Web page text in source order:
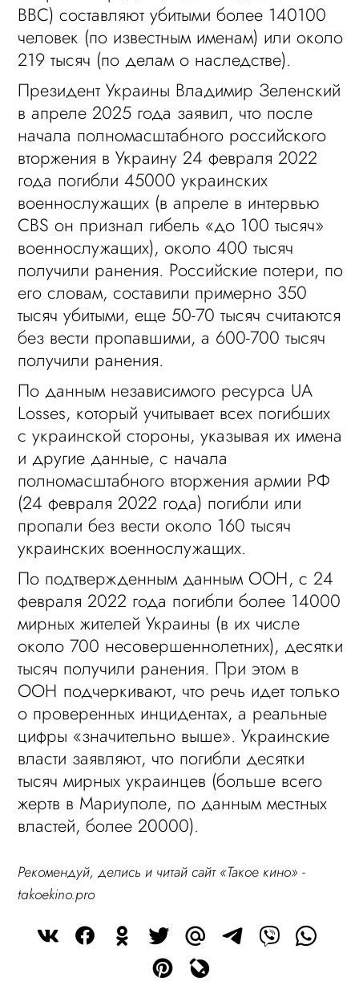
BBC) составляют убитыми более 140100
человек (по известным именам) или около
219 тысяч (по делам о наследстве).
Президент Украины Владимир Зеленский
в апреле 2025 года заявил, что после
начала полномасштабного российского
вторжения в Украину 24 февраля 2022
года погибли 45000 украинских
военнослужащих (в апреле в интервью
CBS он признал гибель «до 100 тысяч»
военнослужащих), около 400 тысяч
получили ранения. Российские потери, по
его словам, составили примерно 350
тысяч убитыми, еще 50-70 тысяч считаются
без вести пропавшими, а 600-700 тысяч
получили ранения.
По данным независимого ресурса UA
Losses, который учитывает всех погибших
с украинской стороны, указывая их имена
и другие данные, с начала
полномасштабного вторжения армии РФ
(24 февраля 2022 года) погибли или
пропали без вести около 160 тысяч
украинских военнослужащих.
По подтвержденным данным ООН, с 24
февраля 2022 года погибли более 14000
мирных жителей Украины (в их числе
около 700 несовершеннолетних), десятки
тысяч получили ранения. При этом в
ООН подчеркивают, что речь идет только
о проверенных инцидентах, а реальные
цифры «значительно выше». Украинские
власти заявляют, что погибли десятки
тысяч мирных украинцев (больше всего
жертв в Мариуполе, по данным местных
властей, более 20000).
Рекомендуй, делись и читай сайт «Такое кино» -
takoekino.pro